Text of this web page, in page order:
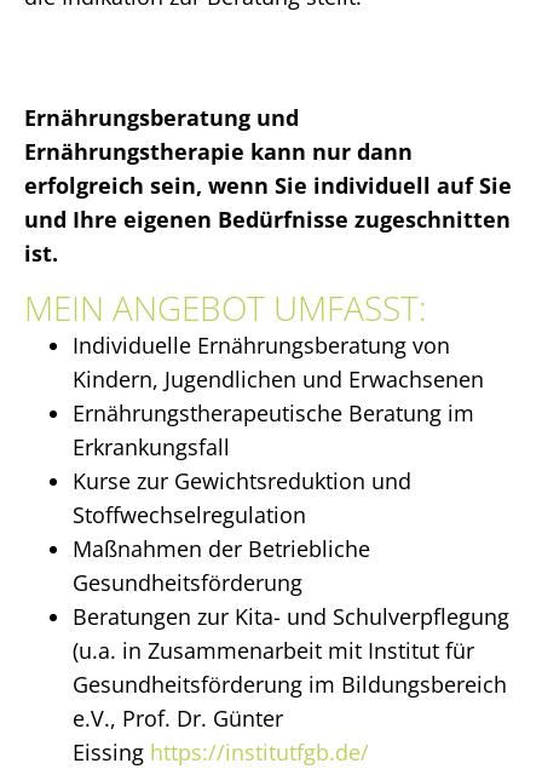
Ernährungsberatung und
Ernährungstherapie kann nur dann
erfolgreich sein, wenn Sie individuell auf Sie
und Ihre eigenen Bedürfnisse zugeschnitten
ist.
MEIN ANGEBOT UMFASST:
Individuelle Ernährungsberatung von
Kindern, Jugendlichen und Erwachsenen
Ernährungstherapeutische Beratung im
Erkrankungsfall
Kurse zur Gewichtsreduktion und
Stoffwechselregulation
Maßnahmen der Betriebliche
Gesundheitsförderung
Beratungen zur Kita- und Schulverpflegung
(u.a. in Zusammenarbeit mit Institut für
Gesundheitsförderung im Bildungsbereich
e.V., Prof. Dr. Günter
Eissing https://institutfgb.de/